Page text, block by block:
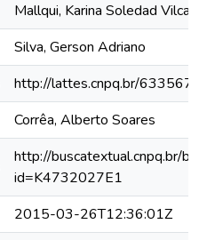
Mallqui, Karina Soledad Vilca
Silva, Gerson Adriano
http://lattes.cnpq.br/
Corrêa, Alberto Soares
http://buscatextual.cnpq.br/
id=K4732027E1
2015-03-26T12:36:01Z